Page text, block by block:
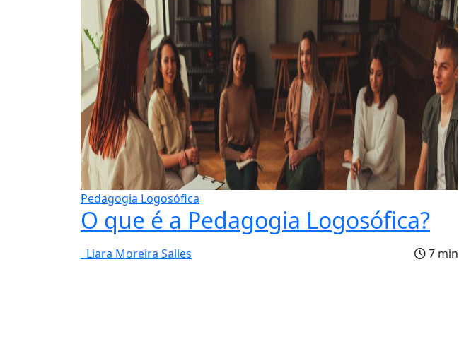
Pedagogia Logosófica
O que é a Pedagogia Logosófica?
Liara Moreira Salles 7 min